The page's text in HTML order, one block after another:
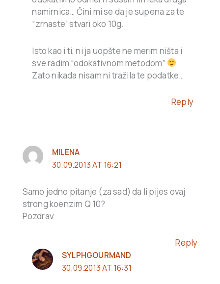
namirnica… Čini mi se da je supena za te
“zrnaste” stvari oko 10g.
Isto kao i ti, ni ja uopšte ne merim ništa i
sve radim “odokativnom metodom”
Zato nikada nisam ni tražila te podatke…
Reply
MILENA
30.09.2013 AT 16:21
Samo jedno pitanje (za sad) da li pijes ovaj
strong koenzim Q 10?
Pozdrav
Reply
SYLPHGOURMAND
30.09.2013 AT 16:31